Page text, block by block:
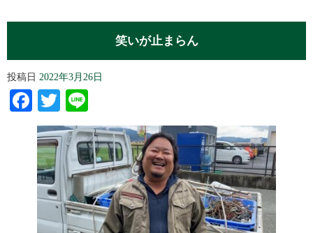
笑いが止まらん
投稿日 2022年3月26日
Facebook
Twitter